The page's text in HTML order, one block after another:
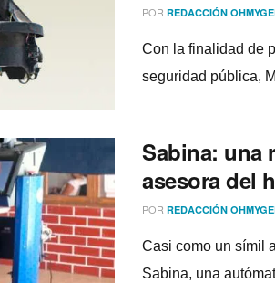
POR REDACCIÓN
Con la finalidad de
seguridad pública,
Sabina: una
asesora del
POR REDACCIÓN
Casi como un sí­mil
Sabina, una